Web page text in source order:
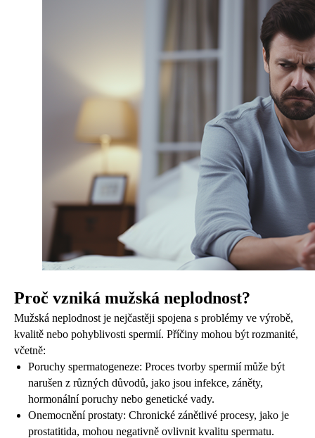
Proč vzniká mužská neplodnost?
Mužská neplodnost je nejčastěji spojena s problémy ve výrobě,
kvalitě nebo pohyblivosti spermií. Příčiny mohou být rozmanité,
včetně:
Poruchy spermatogeneze: Proces tvorby spermií může být
narušen z různých důvodů, jako jsou infekce, záněty,
hormonální poruchy nebo genetické vady.
Onemocnění prostaty: Chronické zánětlivé procesy, jako je
prostatitida, mohou negativně ovlivnit kvalitu spermatu.